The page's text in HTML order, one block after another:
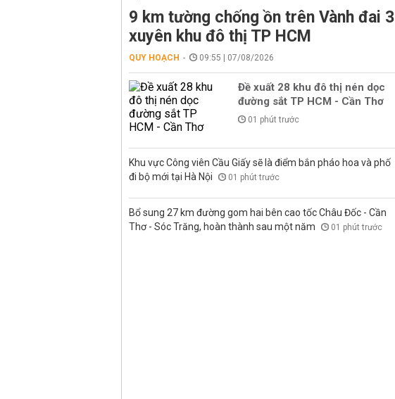
9 km tường chống ồn trên Vành đai 3
xuyên khu đô thị TP HCM
QUY HOẠCH 09:55 | 07/08/2026
Đề xuất 28 khu đô thị nén dọc
đường sắt TP HCM - Cần Thơ
01 phút trước
Khu vực Công viên Cầu Giấy sẽ là điểm bắn pháo hoa và phố
đi bộ mới tại Hà Nội
01 phút trước
Bổ sung 27 km đường gom hai bên cao tốc Châu Đốc - Cần
Thơ - Sóc Trăng, hoàn thành sau một năm
01 phút trước